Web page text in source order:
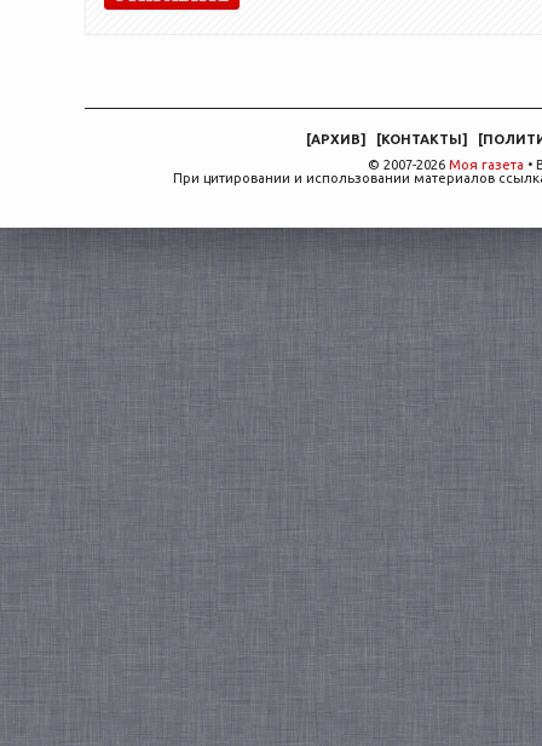
[АРХИВ] [КОНТАКТЫ] [
© 2007-2026 Моя газета •
При цитировании и использовании материалов